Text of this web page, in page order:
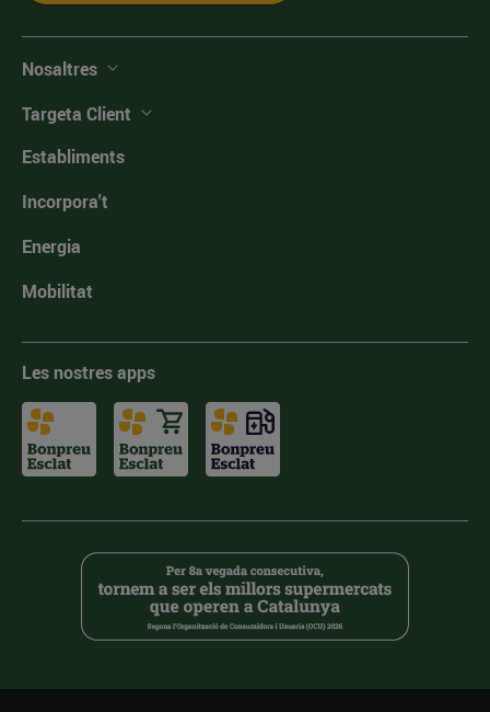
Nosaltres
Targeta Client
Establiments
Incorpora't
Energia
Mobilitat
Les nostres apps